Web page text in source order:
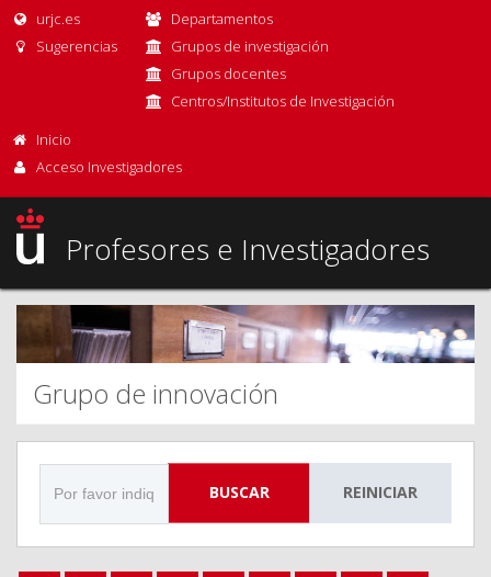
urjc.es
Sugerencias
Departamentos
Grupos de investigación
Grupos docentes
Centros/Institutos de Investigación
Inicio
Acceso Investigadores
Profesores e Investigadores
Grupo de innovación
BUSCAR REINICIAR